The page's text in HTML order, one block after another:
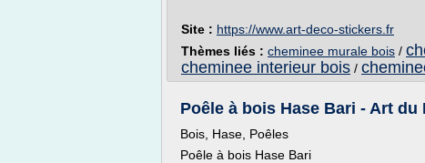
Site : https://www.art-deco-stickers.fr
Thèmes liés : cheminee murale bois /
cheminee interieur bois /
Poêle à bois Hase Bari - Art du
Bois, Hase, Poêles
Poêle à bois Hase Bari